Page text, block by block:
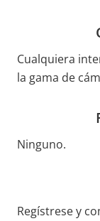
Cualquiera
la gama de
Ninguno.
Regístrese y